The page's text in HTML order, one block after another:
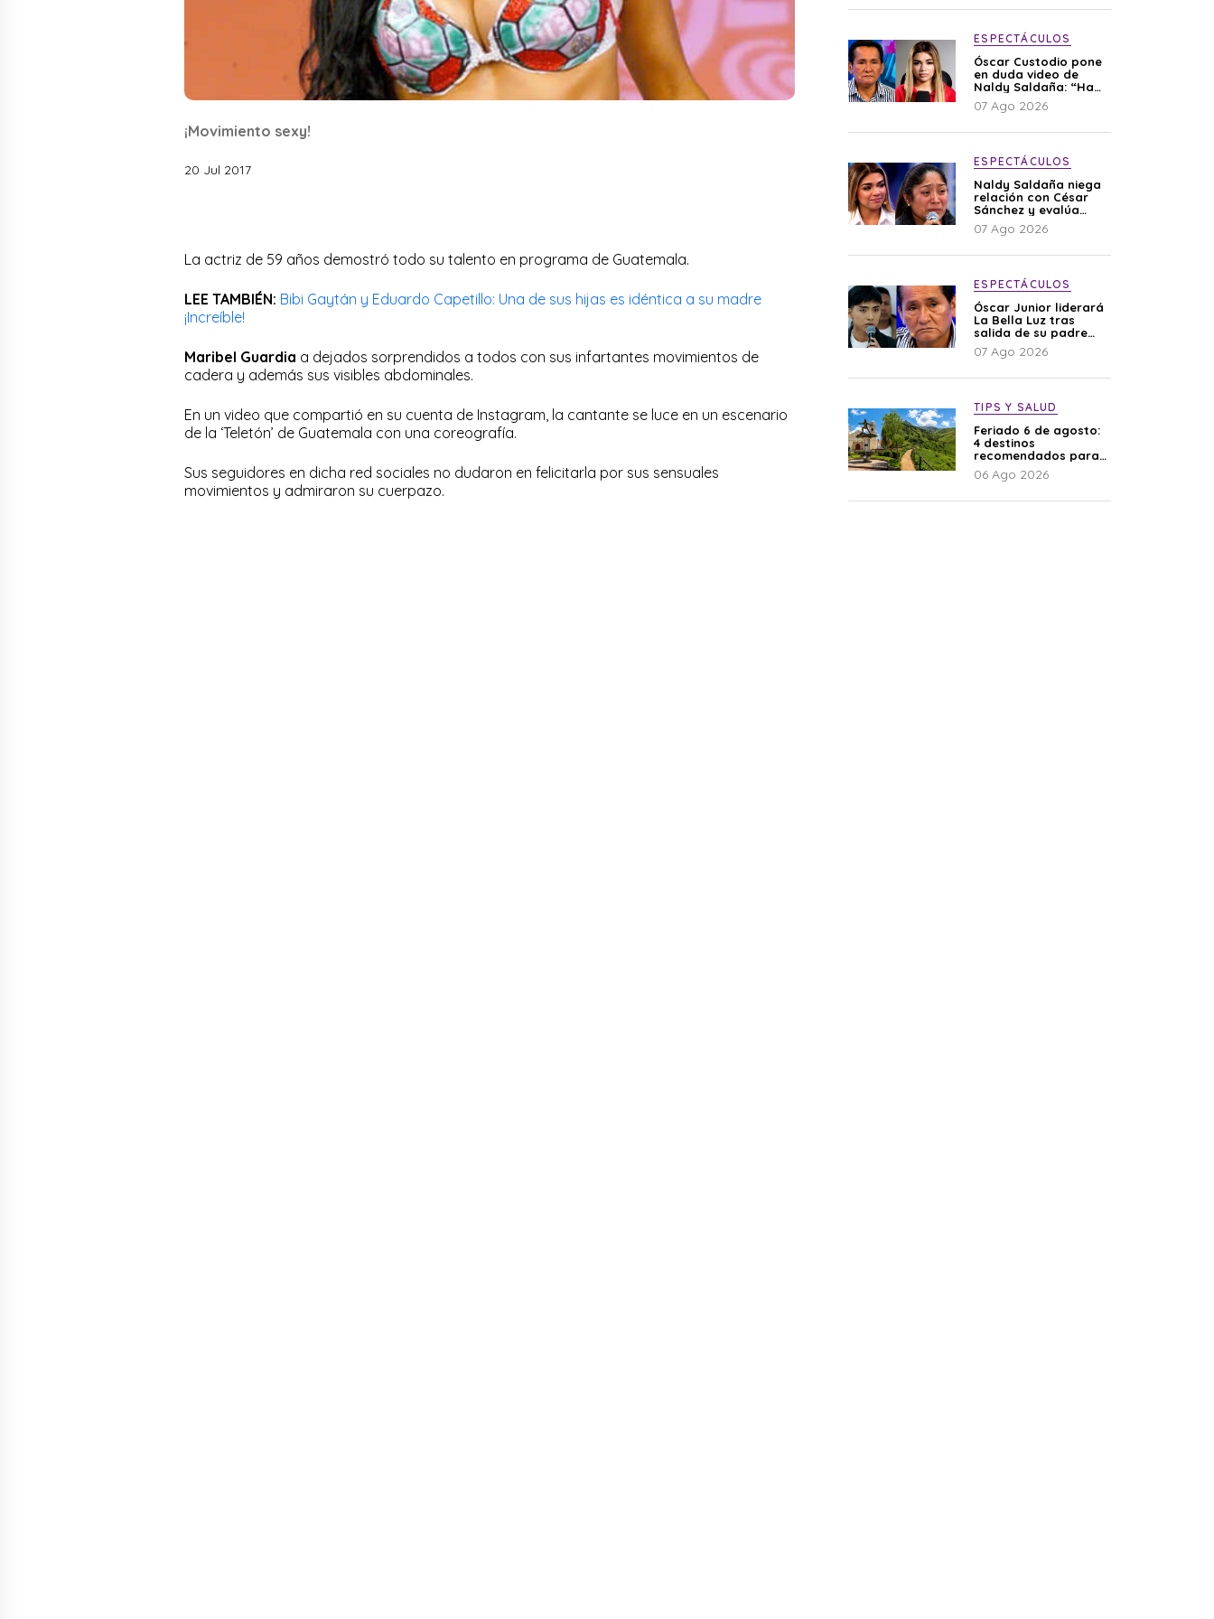
¡Movimiento sexy!
20 Jul 2017
La actriz de 59 años demostró todo su talento en programa de Guatemala.
LEE TAMBIÉN: Bibi Gaytán y Eduardo Capetillo: Una de sus hijas es idéntica a su madre
¡Increíble!
Maribel Guardia a dejados sorprendidos a todos con sus infartantes movimientos de
cadera y además sus visibles abdominales.
En un video que compartió en su cuenta de Instagram, la cantante se luce en un escenario
de la ‘Teletón’ de Guatemala con una coreografía.
Sus seguidores en dicha red sociales no dudaron en felicitarla por sus sensuales
movimientos y admiraron su cuerpazo.
ESPECTÁCULOS
Óscar Custodio pone
en duda video de
Naldy Saldaña: “Hay
cosas que de repente
se han editado”
07 Ago 2026
ESPECTÁCULOS
Naldy Saldaña niega
relación con César
Sánchez y evalúa
denunciar a su
esposa: “Es una
07 Ago 2026
ESPECTÁCULOS
Óscar Junior liderará
La Bella Luz tras
salida de su padre
por polémica con
Naldy Saldaña
07 Ago 2026
TIPS Y SALUD
Feriado 6 de agosto:
4 destinos
recomendados para
disfrutar el descanso
06 Ago 2026